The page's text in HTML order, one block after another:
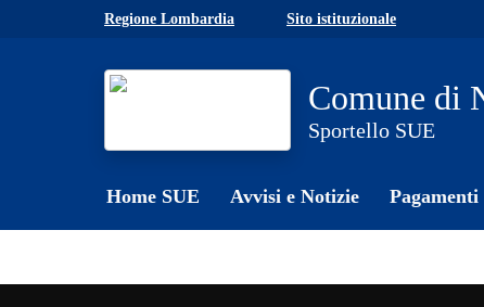
Skip to main contentRegione Lombardia Sito istituzionale
Comune di
Sportello SUE
Home SUE Avvisi e Notizie Pagamenti